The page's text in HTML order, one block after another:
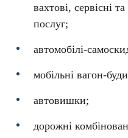
вахтові, сервісні
послуг;
автомобілі-
мобільні вагон-
автовишки;
дорожні